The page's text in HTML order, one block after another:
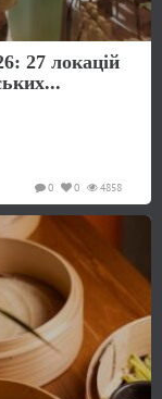
27 локацій
4858
0
0